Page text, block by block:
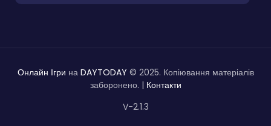
Онлайн Ігри на DAYTODAY © 2025. Копіювання матеріалів
заборонено. | Контакти
V-2.1.3